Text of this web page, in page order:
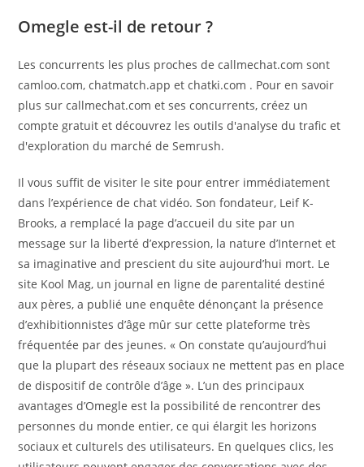
Omegle est-il de retour ?
Les concurrents les plus proches de callmechat.com sont
camloo.com, chatmatch.app et chatki.com . Pour en savoir
plus sur callmechat.com et ses concurrents, créez un
compte gratuit et découvrez les outils d'analyse du trafic et
d'exploration du marché de Semrush.
Il vous suffit de visiter le site pour entrer immédiatement
dans l’expérience de chat vidéo. Son fondateur, Leif K-
Brooks, a remplacé la page d’accueil du site par un
message sur la liberté d’expression, la nature d’Internet et
sa imaginative and prescient du site aujourd’hui mort. Le
site Kool Mag, un journal en ligne de parentalité destiné
aux pères, a publié une enquête dénonçant la présence
d’exhibitionnistes d’âge mûr sur cette plateforme très
fréquentée par des jeunes. « On constate qu’aujourd’hui
que la plupart des réseaux sociaux ne mettent pas en place
de dispositif de contrôle d’âge ». L’un des principaux
avantages d’Omegle est la possibilité de rencontrer des
personnes du monde entier, ce qui élargit les horizons
sociaux et culturels des utilisateurs. En quelques clics, les